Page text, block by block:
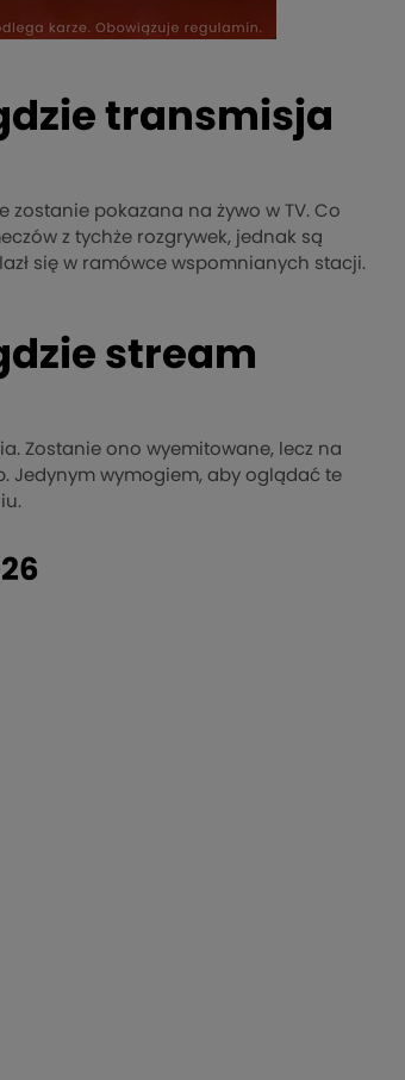
transmisja
zostanie pokazana na żywo w TV. Co
z tychże rozgrywek, jednak są
się w ramówce wspomnianych stacji.
stream
Zostanie ono wyemitowane, lecz na
Jedynym wymogiem, aby oglądać te